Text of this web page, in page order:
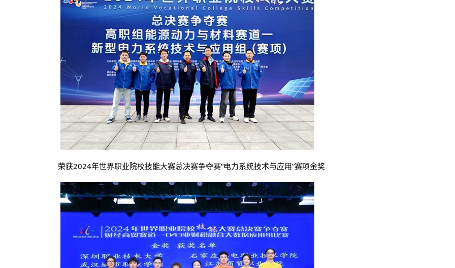
荣获2024年世界职业院校技能大赛总决赛争夺赛“电力系统技术与应用”赛项金奖